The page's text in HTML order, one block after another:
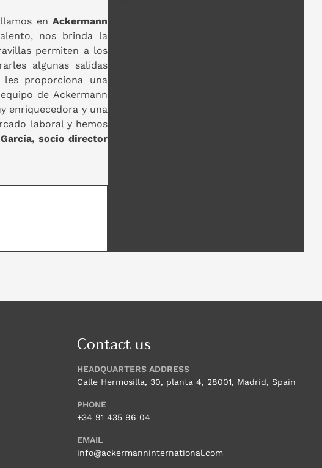
en Ackermann
nos brinda la
permiten a los
algunas salidas
proporciona una
de Ackermann
enriquecedora y una
laboral y hemos
socio director
Contact us
HEADQUARTERS ADDRESS
Calle Hermosilla, 30, planta 4, 28001, Madrid, Spain
PHONE
+34 91 435 96 04
EMAIL
info@ackermanninternational.com